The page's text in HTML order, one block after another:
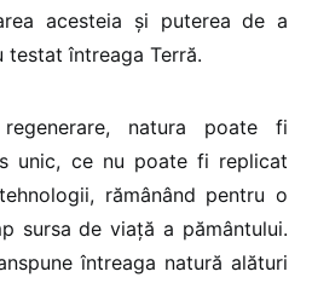
acesteia şi puterea de a
testat întreaga Terră.
natura poate fi
unic, ce nu poate fi replicat
rămânând pentru o
sursa de viaţă a pământului.
întreaga natură alături